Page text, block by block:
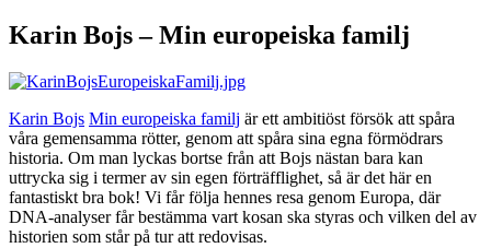
Karin Bojs – Min europeiska familj
Karin Bojs Min europeiska familj är ett ambitiöst försök att spåra
våra gemensamma rötter, genom att spåra sina egna förmödrars
historia. Om man lyckas bortse från att Bojs nästan bara kan
uttrycka sig i termer av sin egen förträfflighet, så är det här en
fantastiskt bra bok! Vi får följa hennes resa genom Europa, där
DNA-analyser får bestämma vart kosan ska styras och vilken del av
historien som står på tur att redovisas.